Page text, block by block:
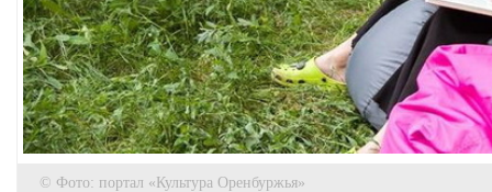
© Фото: портал «Культура Оренбуржья»